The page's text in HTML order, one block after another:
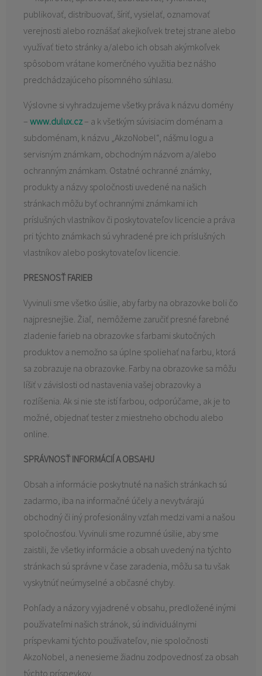
publikovať, distribuovať, šíriť, vysielať, oznamovať
verejnosti alebo roznášať akejkoľvek tretej strane alebo
využívať tieto stránky a/alebo ich obsah akýmkoľvek
spôsobom vrátane komerčného využitia bez nášho
predchádzajúceho písomného súhlasu.
Výslovne si vyhradzujeme všetky práva k názvu domény
– www.dulux.cz– a k všetkým súvisiacim doménam a
subdoménam, k názvu „AkzoNobel“, nášmu logu a
servisným známkam, obchodným názvom a/alebo
ochranným známkam. Ostatné ochranné známky,
produkty a názvy spoločnosti uvedené na našich
stránkach môžu byť ochrannými známkami ich
príslušných vlastníkov či poskytovateľov licencie a práva
pri týchto známkach sú vyhradené pre ich príslušných
vlastníkov alebo poskytovateľov licencie.
PRESNOSŤ FARIEB
Vyvinuli sme všetko úsilie, aby farby na obrazovke boli čo
najpresnejšie. Žiaľ, nemôžeme zaručiť presné farebné
zladenie farieb na obrazovke s farbami skutočných
produktov a nemožno sa úplne spoliehať na farbu, ktorá
sa zobrazuje na obrazovke. Farby na obrazovke sa môžu
líšiť v závislosti od nastavenia vašej obrazovky a
rozlíšenia. Ak si nie ste istí farbou, odporúčame, ak je to
možné, objednať tester z miestneho obchodu alebo
online.
SPRÁVNOSŤ INFORMÁCIÍ A OBSAHU
Obsah a informácie poskytnuté na našich stránkach sú
zadarmo, iba na informačné účely a nevytvárajú
obchodný či iný profesionálny vzťah medzi vami a našou
spoločnosťou. Vyvinuli sme rozumné úsilie, aby sme
zaistili, že všetky informácie a obsah uvedený na týchto
stránkach sú správne v čase zaradenia, môžu sa tu však
vyskytnúť neúmyselné a občasné chyby.
Pohľady a názory vyjadrené v obsahu, predložené inými
používateľmi našich stránok, sú individuálnymi
príspevkami týchto používateľov, nie spoločnosti
AkzoNobel, a nenesieme žiadnu zodpovednosť za obsah
týchto príspevkov.